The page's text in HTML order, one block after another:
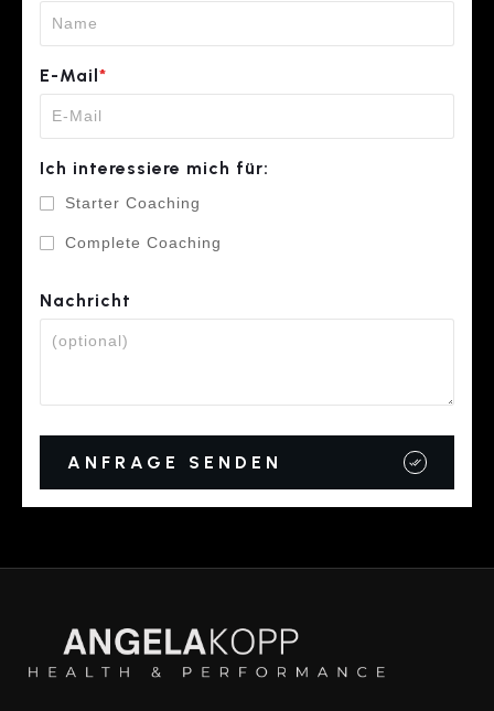
E-Mail *
Ich interessiere mich für:
Starter Coaching
Complete Coaching
Nachricht
ANFRAGE SENDEN